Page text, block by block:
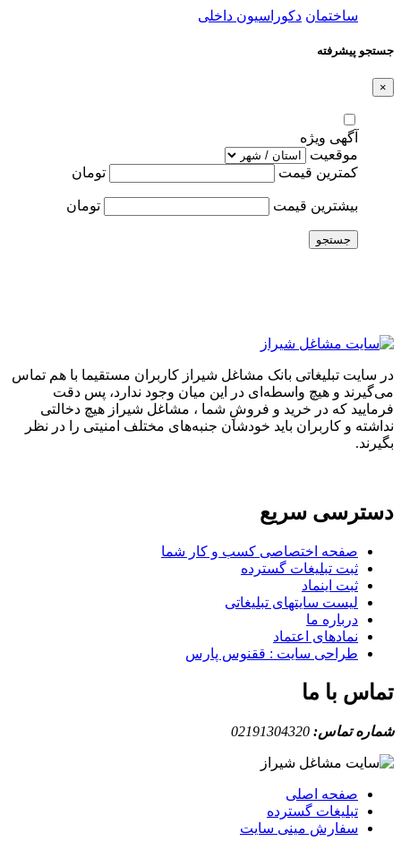
ساختمان دکوراسیون داخلی
جستجو پیشرفته
×
آگهی ویژه
موقعیت
کمترین قیمت
تومان
بیشترین قیمت تومان
جستجو
در سایت تبلیغاتی بانک مشاغل شیراز کاربران مستقیما با هم تماس
می‌گیرند و هیچ واسطه‌ای در این میان وجود ندارد، پس دقت
فرمایید که در خرید و فروشِ شما ، مشاغل شیراز هیچ دخالتی
نداشته و کاربران باید خودشان جنبه‌های مختلف امنیتی را در نظر
بگیرند.
دسترسی سریع
صفحه اختصاصی کسب و کار شما
ثبت تبلیغات گسترده
ثبت اینماد
لیست سایتهای تبلیغاتی
درباره ما
نمادهای اعتماد
طراحی سایت : ققنوس پارس
تماس با ما
شماره تماس: 02191304320
صفحه اصلی
تبلیغات گسترده
سفارش مینی سایت